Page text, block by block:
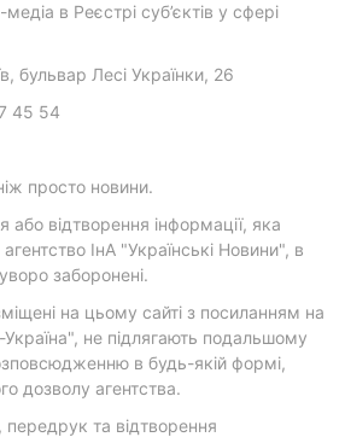
в Реєстрі суб’єктів у сфері
бульвар Лесі Українки, 26
45 54
просто новини.
відтворення інформації, яка
ІнА "Українські Новини", в
заборонені.
на цьому сайті з посиланням на
Україна", не підлягають подальшому
в будь-якій формі,
дозволу агентства.
та відтворення